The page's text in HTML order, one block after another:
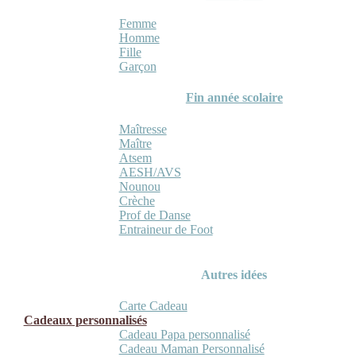
Femme
Homme
Fille
Garçon
Fin année scolaire
Maîtresse
Maître
Atsem
AESH/AVS
Nounou
Crèche
Prof de Danse
Entraineur de Foot
Autres idées
Carte Cadeau
Cadeaux personnalisés
Cadeau Papa personnalisé
Cadeau Maman Personnalisé